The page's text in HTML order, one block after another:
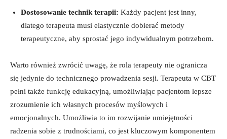
Dostosowanie technik ⁢terapii: Każdy​ pacjent‍ jest‌ inny,
dlatego terapeuta musi elastycznie dobierać metody
terapeutyczne, aby sprostać jego indywidualnym potrzebom.
Warto również ‌zwrócić uwagę, że rola terapeuty​ nie ogranicza
się jedynie do technicznego prowadzenia sesji.⁣ Terapeuta ​w ​CBT
pełni także funkcję edukacyjną, umożliwiając pacjentom lepsze⁤
zrozumienie ich własnych⁣ procesów ‌myślowych i
emocjonalnych. Umożliwia to ⁢im rozwijanie umiejętności‍
radzenia sobie‍ z trudnościami, co jest kluczowym ⁣komponentem